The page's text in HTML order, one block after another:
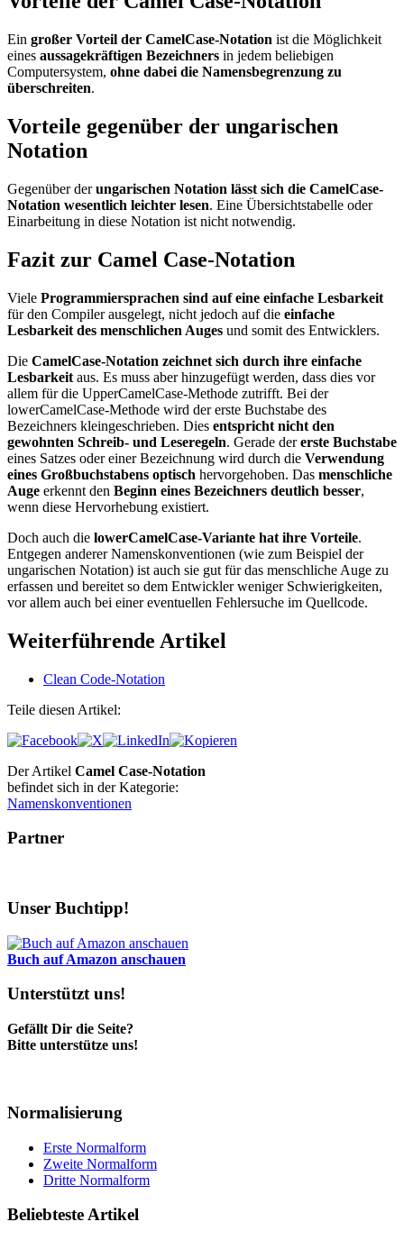
Ein großer Vorteil der CamelCase-Notation ist die Möglichkeit
eines aussagekräftigen Bezeichners in jedem beliebigen
Computersystem, ohne dabei die Namensbegrenzung zu
überschreiten.
Vorteile gegenüber der ungarischen
Notation
Gegenüber derungarischen Notation lässt sich die CamelCase-
Notation wesentlich leichter lesen. Eine Übersichtstabelle oder
Einarbeitung in diese Notation ist nicht notwendig.
Fazit zur Camel Case-Notation
Viele Programmiersprachen sind auf eine einfache Lesbarkeit
für den Compiler ausgelegt, nicht jedoch auf die einfache
Lesbarkeit des menschlichen Auges und somit des Entwicklers.
Die CamelCase-Notation zeichnet sich durch ihre einfache
Lesbarkeit aus. Es muss aber hinzugefügt werden, dass dies vor
allem für die UpperCamelCase-Methode zutrifft. Bei der
lowerCamelCase-Methode wird der erste Buchstabe des
Bezeichners kleingeschrieben. Dies entspricht nicht den
gewohnten Schreib- und Leseregeln. Gerade dererste Buchstabe
eines Satzes oder einer Bezeichnung wird durch die Verwendung
eines Großbuchstabens optisch hervorgehoben. Das menschliche
Auge erkennt den Beginn eines Bezeichners deutlich besser,
wenn diese Hervorhebung existiert.
Doch auch die lowerCamelCase-Variante hat ihre Vorteile.
Entgegen anderer Namenskonventionen (wie zum Beispiel der
ungarischen Notation) ist auch sie gut für das menschliche Auge zu
erfassen und bereitet so dem Entwickler weniger Schwierigkeiten,
vor allem auch bei einer eventuellen Fehlersuche im Quellcode.
Weiterführende Artikel
Clean Code-Notation
Teile diesen Artikel:
Der Artikel Camel Case-Notation
befindet sich in der Kategorie:
Namenskonventionen
Partner
Unser Buchtipp!
Buch auf Amazon anschauen
Unterstützt uns!
Gefällt Dir die Seite?
Bitte unterstütze uns!
Normalisierung
Erste Normalform
Zweite Normalform
Dritte Normalform
Beliebteste Artikel